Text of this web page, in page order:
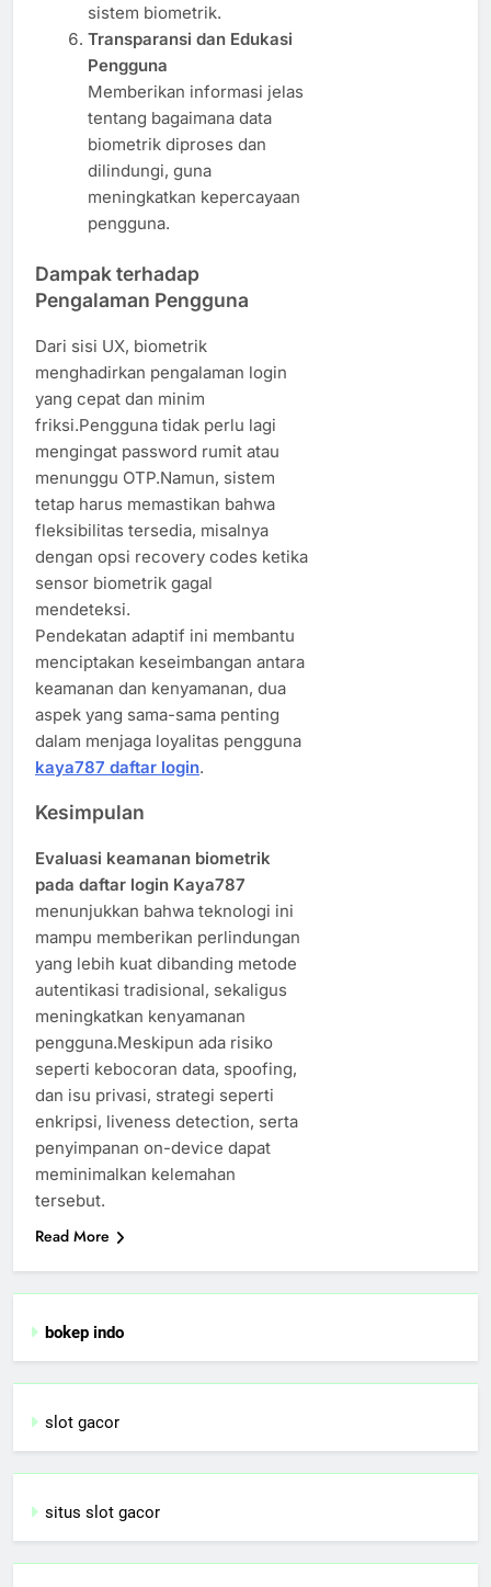
sistem biometrik.
Transparansi dan Edukasi
Pengguna
Memberikan informasi jelas
tentang bagaimana data
biometrik diproses dan
dilindungi, guna
meningkatkan kepercayaan
pengguna.
Dampak terhadap
Pengalaman Pengguna
Dari sisi UX, biometrik
menghadirkan pengalaman login
yang cepat dan minim
friksi.Pengguna tidak perlu lagi
mengingat password rumit atau
menunggu OTP.Namun, sistem
tetap harus memastikan bahwa
fleksibilitas tersedia, misalnya
dengan opsi recovery codes ketika
sensor biometrik gagal
mendeteksi.
Pendekatan adaptif ini membantu
menciptakan keseimbangan antara
keamanan dan kenyamanan, dua
aspek yang sama-sama penting
dalam menjaga loyalitas pengguna
kaya787 daftar login.
Kesimpulan
Evaluasi keamanan biometrik
pada daftar login Kaya787
menunjukkan bahwa teknologi ini
mampu memberikan perlindungan
yang lebih kuat dibanding metode
autentikasi tradisional, sekaligus
meningkatkan kenyamanan
pengguna.Meskipun ada risiko
seperti kebocoran data, spoofing,
dan isu privasi, strategi seperti
enkripsi, liveness detection, serta
penyimpanan on-device dapat
meminimalkan kelemahan
tersebut.
Read More
bokep indo
slot gacor
situs slot gacor